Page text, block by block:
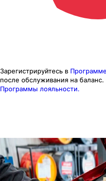
Зарегистрируйтесь в
после обслуживания на баланс.
Программы лояльности.